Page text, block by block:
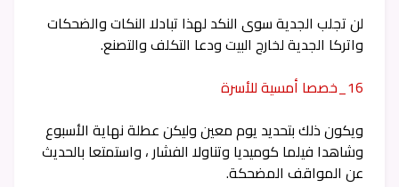
لن تجلب الجدية سوى النكد لهذا تبادلا النكات والضحكات
واتركا الجدية لخارج البيت ودعا التكلف والتصنع.
16_خصصا أمسية للأسرة
ويكون ذلك بتحديد يوم معين وليكن عطلة نهاية الأسبوع
وشاهدا فيلما كوميديا وتناولا الفشار ، واستمتعا بالحديث
عن المواقف المضحكة.